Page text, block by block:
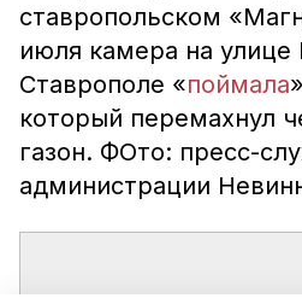
ставропольском
июля камера на улице
Ставрополе «поймала
который перемахнул
газон. ФОто: пресс-
администрации